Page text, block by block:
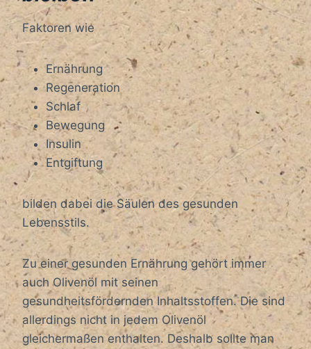
Faktoren wie
Ernährung
Regeneration
Schlaf
Bewegung
Insulin
Entgiftung
bilden dabei die Säulen des gesunden
Lebensstils.
Zu einer gesunden Ernährung gehört immer
auch Olivenöl mit seinen
gesundheitsfördernden Inhaltsstoffen. Die sind
allerdings nicht in jedem Olivenöl
gleichermaßen enthalten. Deshalb sollte man